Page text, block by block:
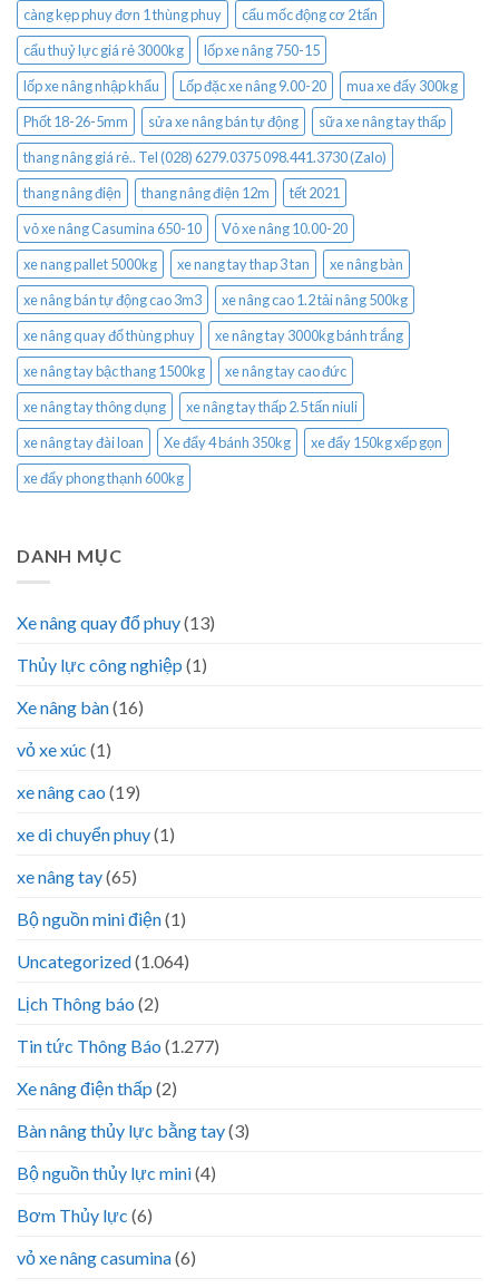
càng kẹp phuy đơn 1 thùng phuy
cẩu mốc động cơ 2 tấn
cẩu thuỷ lực giá rẻ 3000kg
lốp xe nâng 750-15
lốp xe nâng nhập khẩu
Lốp đặc xe nâng 9.00-20
mua xe đẩy 300kg
Phốt 18-26-5mm
sửa xe nâng bán tự động
sữa xe nâng tay thấp
thang nâng giá rẻ.. Tel (028) 6279.0375 098.441.3730 (Zalo)
thang nâng điện
thang nâng điện 12m
tết 2021
vỏ xe nâng Casumina 650-10
Vỏ xe nâng 10.00-20
xe nang pallet 5000kg
xe nang tay thap 3 tan
xe nâng bàn
xe nâng bán tự động cao 3m3
xe nâng cao 1.2 tải nâng 500kg
xe nâng quay đổ thùng phuy
xe nâng tay 3000kg bánh trắng
xe nâng tay bậc thang 1500kg
xe nâng tay cao đức
xe nâng tay thông dụng
xe nâng tay thấp 2.5 tấn niuli
xe nâng tay đài loan
Xe đẩy 4 bánh 350kg
xe đẩy 150kg xếp gọn
xe đẩy phong thạnh 600kg
DANH MỤC
Xe nâng quay đổ phuy(13)
Thủy lực công nghiệp (1)
Xe nâng bàn(16)
vỏ xe xúc (1)
xe nâng cao (19)
xe di chuyển phuy(1)
xe nâng tay(65)
Bộ nguồn mini điện(1)
Uncategorized(1.064)
Lịch Thông báo (2)
Tin tức Thông Báo (1.277)
Xe nâng điện thấp (2)
Bàn nâng thủy lực bằng tay(3)
Bộ nguồn thủy lực mini(4)
Bơm Thủy lực (6)
vỏ xe nâng casumina(6)